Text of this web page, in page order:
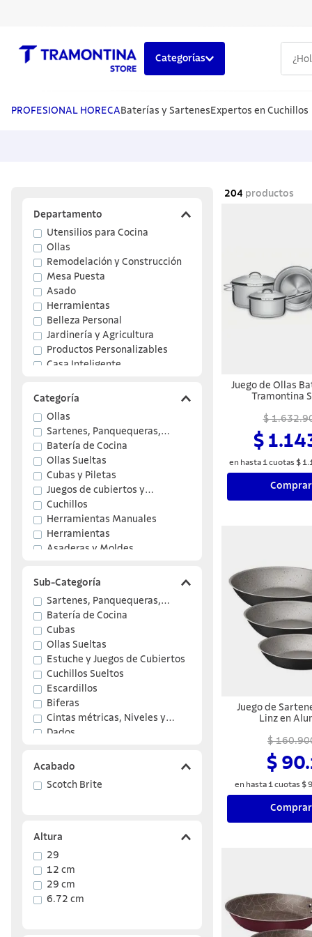
Categorías
PROFESIONAL HORECA Baterías y Sartenes Expertos en Cuchillos
Departamento
Utensilios para Cocina
Ollas
Remodelación y Construcción
Mesa Puesta
Asado
Herramientas
Belleza Personal
Jardinería y Agricultura
Productos Personalizables
Casa Inteligente
Categoría
Ollas
Sartenes, Panquequeras,
Omeleteras
Batería de Cocina
Ollas Sueltas
Cubas y Piletas
Juegos de cubiertos y
Cubiertos
Cuchillos
Herramientas Manuales
Herramientas
Asaderas y Moldes
Sub-Categoría
Sartenes, Panquequeras,
Omeleteras
Batería de Cocina
Cubas
Ollas Sueltas
Estuche y Juegos de Cubiertos
Cuchillos Sueltos
Escardillos
Biferas
Cintas métricas, Niveles y
Herramientas para Medición
Dados
Acabado
Scotch Brite
Altura
29
12 cm
29 cm
6.72 cm
204 productos
Juego de Ollas
Tramontina
$
$
en hasta 1 cuotas $ 1 .
Juego de
Linz en
Antiadherente
Negro
$
$
en hasta 1 cuotas $
1.
cuchillos
5. ollas